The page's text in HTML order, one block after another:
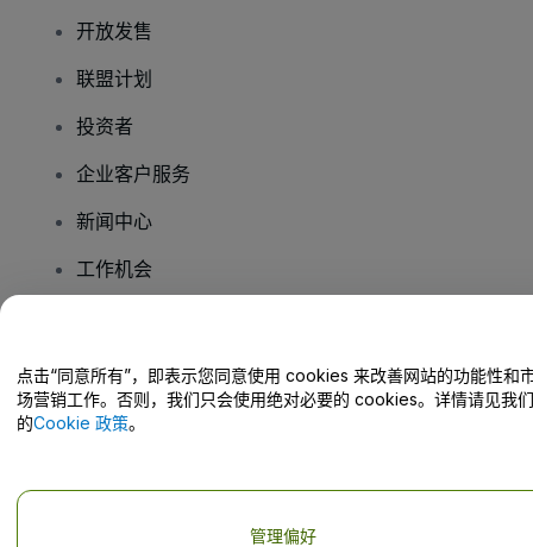
开放发售
联盟计划
投资者
企业客户服务
新闻中心
工作机会
帮助中心 / 联系我们
点击“同意所有”，即表示您同意使用 cookies 来改善网站的功能性和
场营销工作。否则，我们只会使用绝对必要的 cookies。详情请见我们
的Cookie 政策。
管理偏好